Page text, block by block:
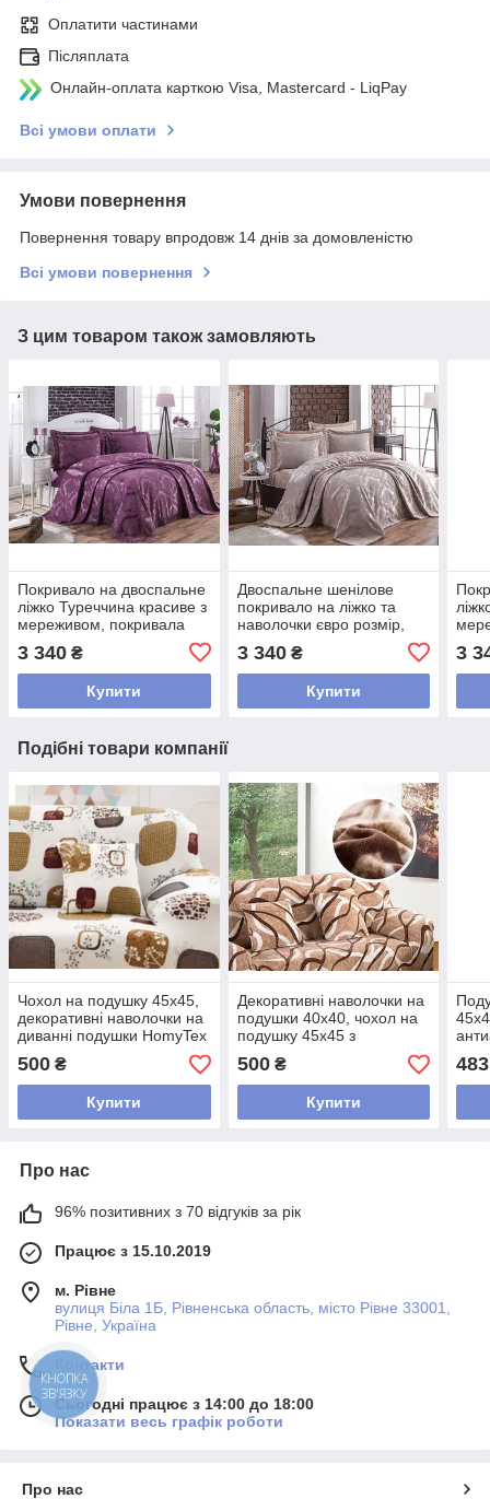
Оплатити частинами
Післяплата
Онлайн-оплата карткою Visa, Mastercard - LiqPay
Всі умови оплати
Умови повернення
Повернення товару впродовж 14 днів за домовленістю
Всі умови повернення
З цим товаром також замовляють
Покривало на двоспальне
ліжко Туреччина красиве з
мереживом, покривала
Фіолетовий
3 340 ₴
Купити
Двоспальне шенілове
покривало на ліжко та
наволочки євро розмір,
спальню 240х260 Беж
3 340₴
Купити
3
Подібні товари компанії
Чохол на подушку 45х45,
декоративні наволочки на
диванні подушки HomyTex
500 ₴
Купити
Декоративні наволочки на
подушки 40х40, чохол на
подушку 45х45 з
бежевий
500₴
Купити
483
Про нас
96% позитивних з 70 відгуків за рік
Працює з 15.10.2019
м. Рівне
вулиця Біла 1Б, Рівненська область, місто Рівне 33001,
Рівне, Україна
Контакти
Сьогодні працює з 14:00 до 18:00
Показати весь графік роботи
Про нас
КНОПКА
ЗВ'ЯЗКУ